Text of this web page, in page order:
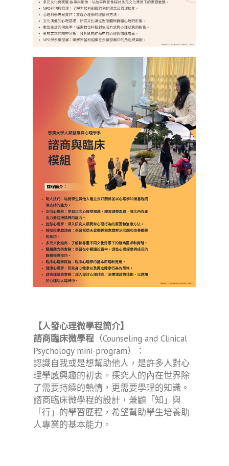
【人發心理微學程簡介】
諮商臨床微學程 （Counseling and Clinical
Psychology mini-program）：
認識自我或是想幫助他人，是許多人對心
理學感興趣的初衷。探究人的內在世界除
了需要持續的熱情，更需要學理的知識。
諮商臨床微學程的設計，兼顧「知」與
「行」的學習歷程，希望幫助學生培養助
人專業的基本能力。